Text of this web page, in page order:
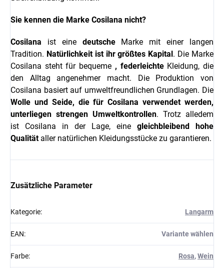
Sie kennen die Marke Cosilana nicht?
Cosilana ist eine deutscheMarke mit einer langen
Tradition. Natürlichkeit ist ihr größtes Kapital. Die Marke
Cosilana steht für bequeme , federleichteKleidung, die
den Alltag angenehmer macht. Die Produktion von
Cosilana basiert auf umweltfreundlichen Grundlagen. Die
Wolle und Seide, die für Cosilana verwendet werden,
unterliegen strengen Umweltkontrollen. Trotz alledem
ist Cosilana in der Lage, eine gleichbleibend
hohe
Qualitätaller natürlichen Kleidungsstücke zu garantieren.
Zusätzliche Parameter
Kategorie: Langarm
EAN: Variante wählen
Farbe: Rosa,Wein